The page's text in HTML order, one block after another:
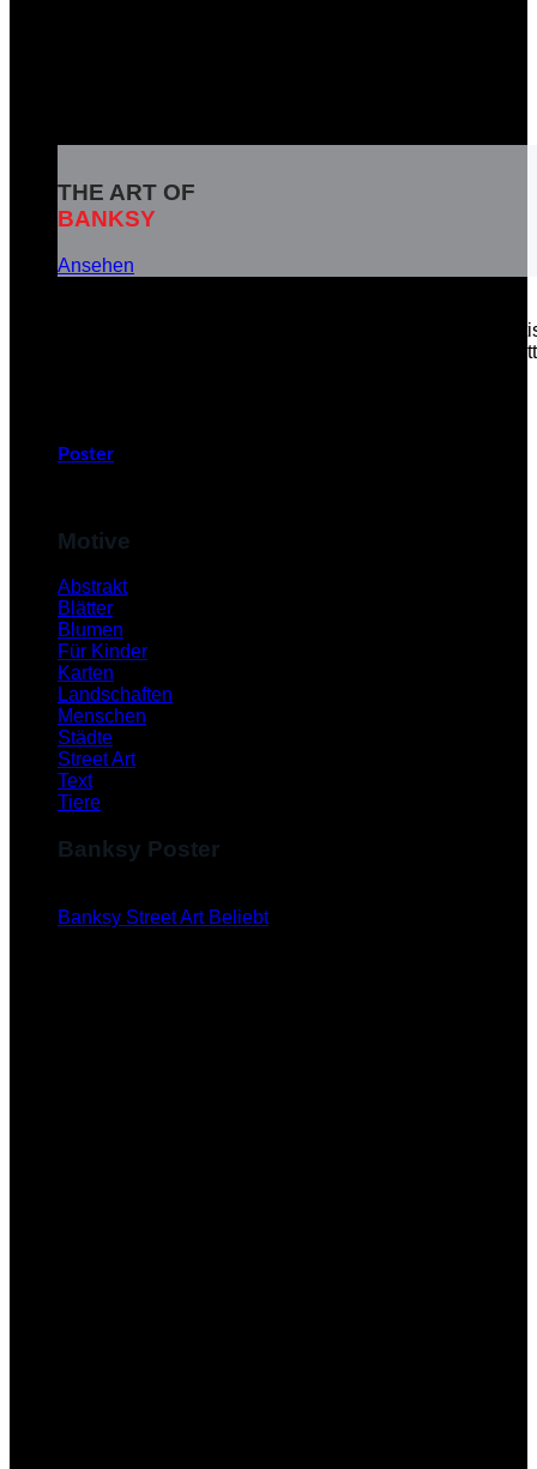
THE ART OF
BANKSY
Ansehen
Banksy ist das Pseudonym eines weltbekannten
soziale Botschaften in seinen Kunstwerken zu
Poster
Motive
Abstrakt
Blätter
Blumen
Für Kinder
Karten
Landschaften
Menschen
Städte
Street Art
Text
Tiere
Banksy Poster
Banksy Street Art